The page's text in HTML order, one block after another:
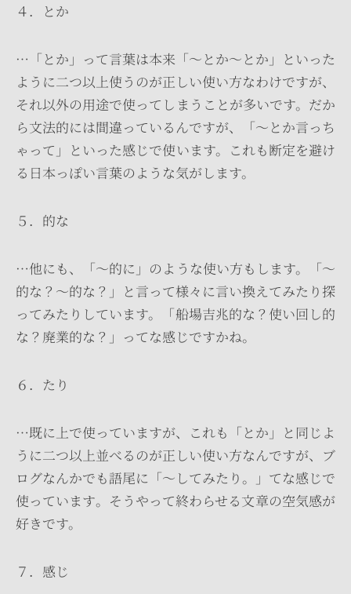
４．とか
…「とか」って言葉は本来「～とか～とか」といった
ように二つ以上使うのが正しい使い方なわけですが、
それ以外の用途で使ってしまうことが多いです。だか
ら文法的には間違っているんですが、「～とか言っち
ゃって」といった感じで使います。これも断定を避け
る日本っぽい言葉のような気がします。
５．的な
…他にも、「～的に」のような使い方もします。「～
的な？～的な？」と言って様々に言い換えてみたり探
ってみたりしています。「船場吉兆的な？使い回し的
な？廃業的な？」ってな感じですかね。
６．たり
…既に上で使っていますが、これも「とか」と同じよ
うに二つ以上並べるのが正しい使い方なんですが、ブ
ログなんかでも語尾に「～してみたり。」てな感じで
使っています。そうやって終わらせる文章の空気感が
好きです。
７．感じ